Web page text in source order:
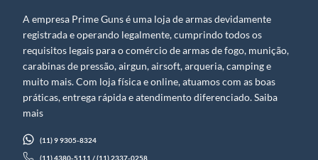
A empresa Prime Guns é uma loja de armas devidamente
registrada e operando legalmente, cumprindo todos os
requisitos legais para o comércio de armas de fogo, munição,
carabinas de pressão, airgun, airsoft, arqueria, camping e
muito mais. Com loja física e online, atuamos com as boas
práticas, entrega rápida e atendimento diferenciado. Saiba
mais
(11) 9 9305-8324
(11) 4380-5111 / (11) 2337-0258